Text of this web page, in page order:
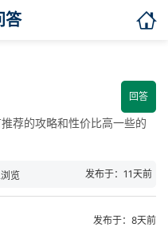
答 
回答
荐的攻略和性价比高一些的
览 发布于：11天前
发布于：8天前